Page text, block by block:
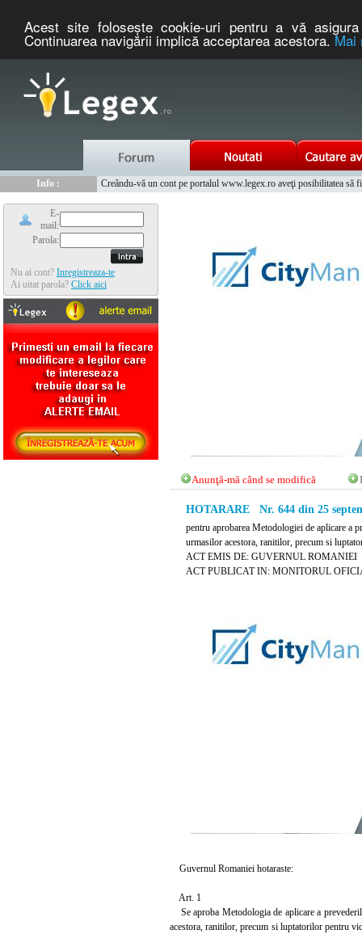
Acest site foloseşte cookie-uri pentru a vă
Continuarea navigării implică acceptarea acestora.Mai
Info :
Creându-vă un cont pe portalul www.legex.ro aveţi posibilitatea să
E-
mail:
Parola:
Nu ai cont? Inregistreaza-te
Ai uitat parola? Click aici
Anunţă-mă când se modifică
HOTARARE Nr. 644 din 25
pentru aprobarea Metodologiei de aplicare a
urmasilor acestora, ranitilor, precum si
ACT EMIS DE: GUVERNUL ROMANIEI
ACT PUBLICAT IN: MONITORUL
Guvernul Romaniei hotaraste:
Art. 1
Se aproba Metodologia de aplicare a
acestora, ranitilor, precum si luptatorilor pentru